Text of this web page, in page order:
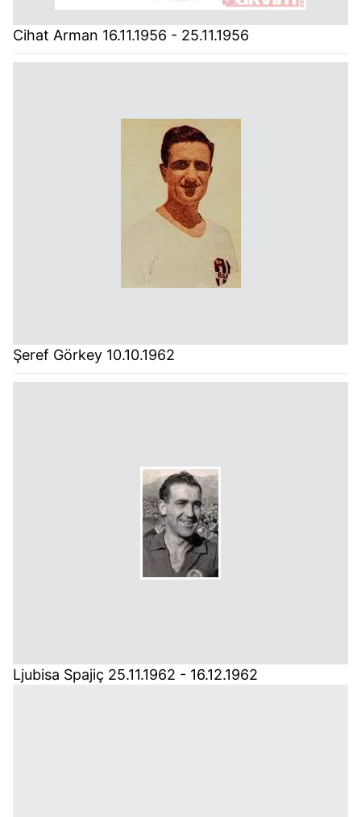
Cihat Arman 16.11.1956 - 25.11.1956
Şeref Görkey 10.10.1962
Ljubisa Spajiç 25.11.1962 - 16.12.1962